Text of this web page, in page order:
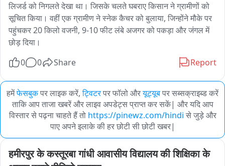
लिजर्ड को निगलते देखा था। जिसके चलते घबराए किसान ने ग्रामीणों को
सूचित किया। वहीं एक ग्रामीण ने स्नेक कैचर को बुलाया, जिन्होंने मौके पर
पहुंचकर 20 किलो वजनी, 9-10 फीट लंबे अजगर को पकड़ा और जंगल में
छोड़ दिया।
0
0 Share Report
हमेंफेसबुकपर लाइक करें, ट्विटरपर फॉलो औरयूट्यूबपर सब्सक्राइब्ड करें
ताकि आप ताजा खबरें और लाइव अपडेट्स प्राप्त कर सकें| और यदि आप
विस्तार से पढ़ना चाहते हैं तो https://pinewz.com/hindi से जुड़े और
पाए अपने इलाके की हर छोटी सी छोटी खबर|
हमीरपुर के कस्तूरबा गांधी आवासीय विद्यालय की शिक्षिका के